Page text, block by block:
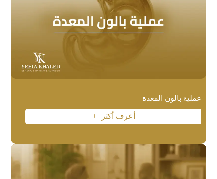
عملية بالون المعدة
أعرف أكثر L